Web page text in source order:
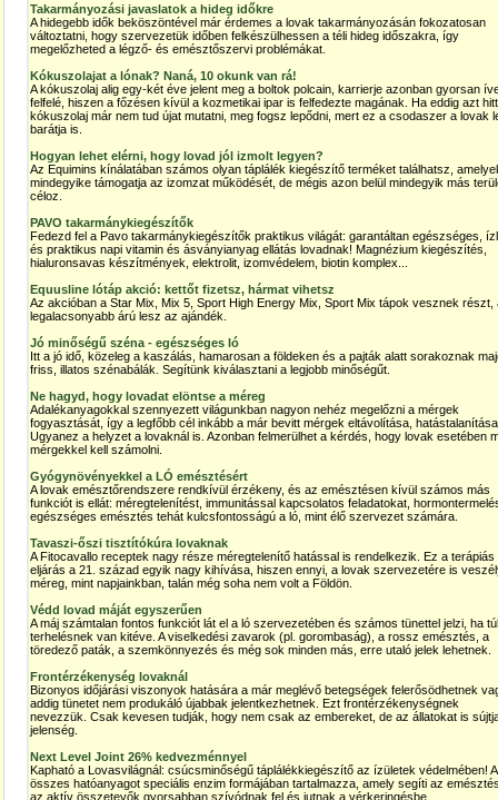
Takarmányozási javaslatok a hideg időkre
A hidegebb idők beköszöntével már érdemes a lovak takarmányozásán fokozatosan
változtatni, hogy szervezetük időben felkészülhessen a téli hideg időszakra, így
megelőzheted a légző- és emésztőszervi problémákat.
Kókuszolajat a lónak? Naná, 10 okunk van rá!
A kókuszolaj alig egy-két éve jelent meg a boltok polcain, karrierje azonban gyorsan
felfelé, hiszen a főzésen kívül a kozmetikai ipar is felfedezte magának. Ha eddig azt
kókuszolaj már nem tud újat mutatni, meg fogsz lepődni, mert ez a csodaszer a lovak
barátja is.
Hogyan lehet elérni, hogy lovad jól izmolt legyen?
Az Equimins kínálatában számos olyan táplálék kiegészítő terméket találhatsz,
mindegyike támogatja az izomzat működését, de mégis azon belül mindegyik más
céloz.
PAVO takarmánykiegészítők
Fedezd fel a Pavo takarmánykiegészítők praktikus világát: garantáltan egészséges,
és praktikus napi vitamin és ásványianyag ellátás lovadnak! Magnézium kiegészítés,
hialuronsavas készítmények, elektrolit, izomvédelem, biotin komplex...
Equusline lótáp akció: kettőt fizetsz, hármat vihetsz
Az akcióban a Star Mix, Mix 5, Sport High Energy Mix, Sport Mix tápok vesznek részt,
legalacsonyabb árú lesz az ajándék.
Jó minőségű széna - egészséges ló
Itt a jó idő, közeleg a kaszálás, hamarosan a földeken és a pajták alatt sorakoznak
friss, illatos szénabálák. Segítünk kiválasztani a legjobb minőségűt.
Ne hagyd, hogy lovadat elöntse a méreg
Adalékanyagokkal szennyezett világunkban nagyon nehéz megelőzni a mérgek
fogyasztását, így a legfőbb cél inkább a már bevitt mérgek eltávolítása,
Ugyanez a helyzet a lovaknál is. Azonban felmerülhet a kérdés, hogy lovak esetében
mérgekkel kell számolni.
Gyógynövényekkel a LÓ emésztésért
A lovak emésztőrendszere rendkívül érzékeny, és az emésztésen kívül számos más
funkciót is ellát: méregtelenítést, immunitással kapcsolatos feladatokat,
egészséges emésztés tehát kulcsfontosságú a ló, mint élő szervezet számára.
Tavaszi-őszi tisztítókúra lovaknak
A Fitocavallo receptek nagy része méregtelenítő hatással is rendelkezik. Ez a terápiás
eljárás a 21. század egyik nagy kihívása, hiszen ennyi, a lovak szervezetére is
méreg, mint napjainkban, talán még soha nem volt a Földön.
Védd lovad máját egyszerűen
A máj számtalan fontos funkciót lát el a ló szervezetében és számos tünettel jelzi, ha
terhelésnek van kitéve. A viselkedési zavarok (pl. gorombaság), a rossz emésztés, a
töredező paták, a szemkönnyezés és még sok minden más, erre utaló jelek lehetnek.
Frontérzékenység lovaknál
Bizonyos időjárási viszonyok hatására a már meglévő betegségek felerősödhetnek
addig tünetet nem produkáló újabbak jelentkezhetnek. Ezt frontérzékenységnek
nevezzük. Csak kevesen tudják, hogy nem csak az embereket, de az állatokat is
jelenség.
Next Level Joint 26% kedvezménnyel
Kapható a Lovasvilágnál: csúcsminőségű táplálékkiegészítő az ízületek védelmében!
összes hatóanyagot speciális enzim formájában tartalmazza, amely segíti az
az aktív összetevők gyorsabban szívódnak fel és jutnak a vérkeringésbe.